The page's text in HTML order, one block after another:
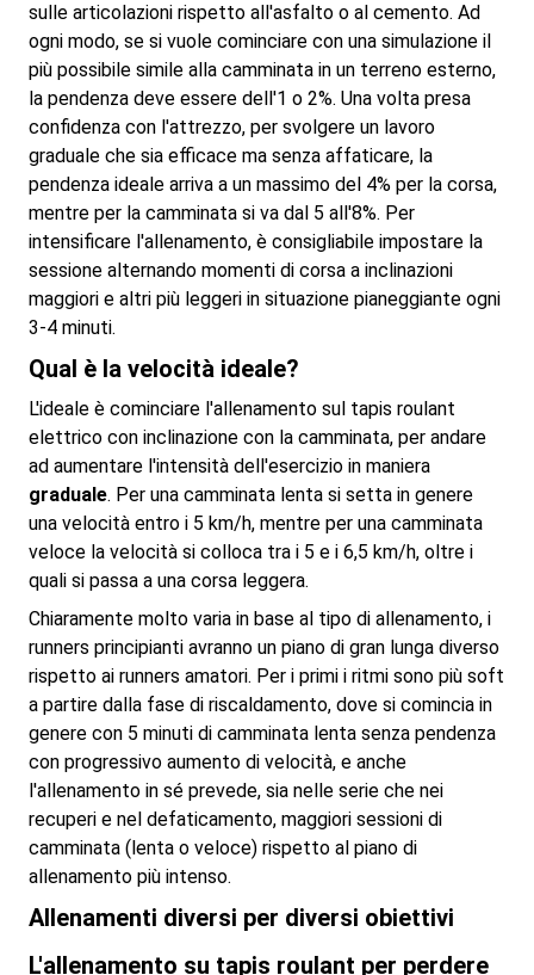
sulle articolazioni rispetto all'asfalto o al cemento. Ad
ogni modo, se si vuole cominciare con una simulazione il
più possibile simile alla camminata in un terreno esterno,
la pendenza deve essere dell'1 o 2%. Una volta presa
confidenza con l'attrezzo, per svolgere un lavoro
graduale che sia efficace ma senza affaticare, la
pendenza ideale arriva a un massimo del 4% per la corsa,
mentre per la camminata si va dal 5 all'8%. Per
intensificare l'allenamento, è consigliabile impostare la
sessione alternando momenti di corsa a inclinazioni
maggiori e altri più leggeri in situazione pianeggiante ogni
3-4 minuti.
Qual è la velocità ideale?
L'ideale è cominciare l'allenamento sul tapis roulant
elettrico con inclinazione con la camminata, per andare
ad aumentare l'intensità dell'esercizio in maniera
graduale. Per una camminata lenta si setta in genere
una velocità entro i 5 km/h, mentre per una camminata
veloce la velocità si colloca tra i 5 e i 6,5 km/h, oltre i
quali si passa a una corsa leggera.
Chiaramente molto varia in base al tipo di allenamento, i
runners principianti avranno un piano di gran lunga diverso
rispetto ai runners amatori. Per i primi i ritmi sono più soft
a partire dalla fase di riscaldamento, dove si comincia in
genere con 5 minuti di camminata lenta senza pendenza
con progressivo aumento di velocità, e anche
l'allenamento in sé prevede, sia nelle serie che nei
recuperi e nel defaticamento, maggiori sessioni di
camminata (lenta o veloce) rispetto al piano di
allenamento più intenso.
Allenamenti diversi per diversi obiettivi
L'allenamento su tapis roulant per perdere